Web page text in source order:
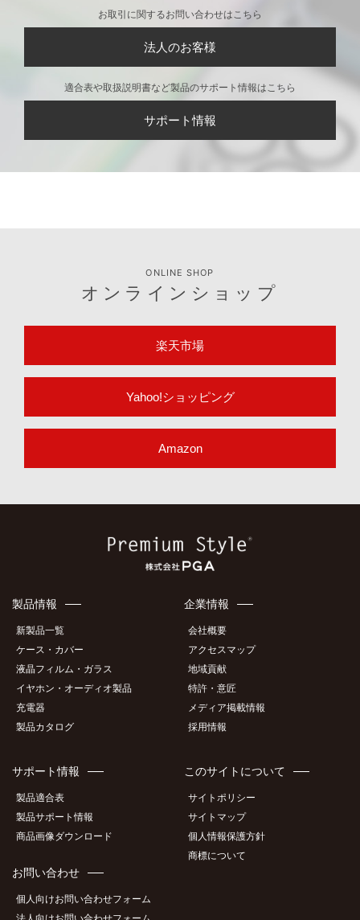
お取引に関するお問い合わせはこちら
法人のお客様
適合表や取扱説明書など製品のサポート情報はこちら
サポート情報
ONLINE SHOP
オンラインショップ
楽天市場
Yahoo!ショッピング
Amazon
製品情報
新製品一覧
ケース・カバー
液晶フィルム・ガラス
イヤホン・オーディオ製品
充電器
製品カタログ
企業情報
会社概要
アクセスマップ
地域貢献
特許・意匠
メディア掲載情報
採用情報
サポート情報
製品適合表
製品サポート情報
商品画像ダウンロード
お問い合わせ
個人向けお問い合わせフォーム
このサイトについて
サイトポリシー
サイトマップ
個人情報保護方針
商標について